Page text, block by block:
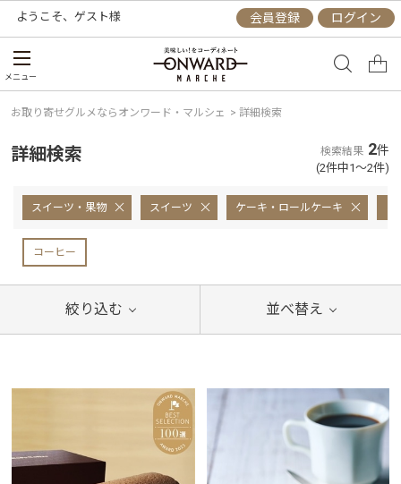
ようこそ、 ゲスト様 会員登録 ログイン
メニュー
お取り寄せグルメならオンワード・マルシェ > 詳細検索
詳細検索 検索結果 2件
(2件中1～2件)
スイーツ・果物 スイーツ ケーキ・ロールケーキ
コーヒー
絞り込む 並べ替え